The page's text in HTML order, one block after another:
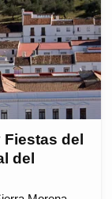
Fiestas del
del